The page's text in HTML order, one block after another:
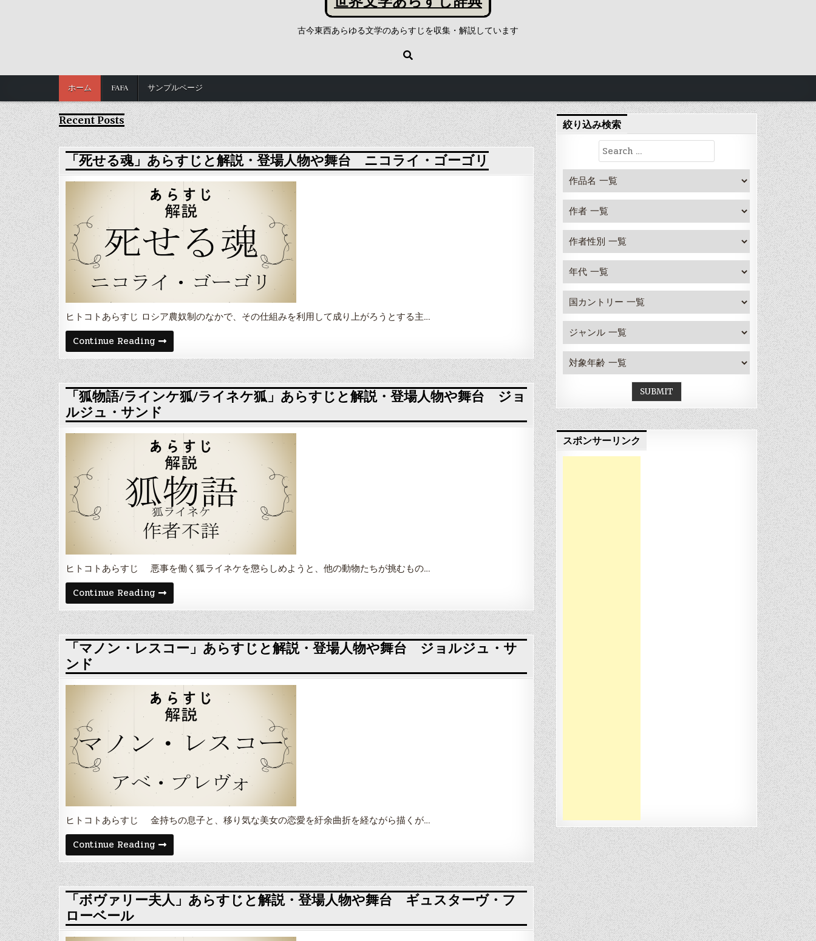
古今東西あらゆる文学のあらすじを収集・解説しています
ホーム FAFA サンプルページ
Recent Posts
「死せる魂」あらすじと解説・登場人物や舞台 ニコライ・ゴーゴリ
ヒトコトあらすじ ロシア農奴制のなかで、その仕組みを利用して成り上がろうとする主…
Continue Reading 「死
せ
る
魂」
あ
ら
す
じ
と
解
説・
登
場
や
台
ニ
コ
ラ
イ・
ゴ
ゴ
リ
「狐物語/ラインケ狐/ライネケ狐」あらすじと解説・登場人物や舞台 ジョ
ルジュ・サンド
ヒトコトあらすじ 悪事を働く狐ライネケを懲らしめようと、他の動物たちが挑むもの…
Continue Reading 「狐
物
語/
ラ
イ
ン
ケ
狐/
イ
ネ
ケ
狐」
場
人
や
舞
台
ジ
ョ
ル
ジ
ュ・
サ
ン
ド
「マノン・レスコー」あらすじと解説・登場人物や舞台 ジョルジュ・サ
ンド
ヒトコトあらすじ 金持ちの息子と、移り気な美女の恋愛を紆余曲折を経ながら描くが…
Continue Reading 「マ
ノ
ン・
レ
ス
コ
ー」
あ
す
じ
「ボヴァリー夫人」あらすじと解説・登場人物や舞台 ギュスターヴ・フ
ローベール
絞り込み検索
スポンサーリンク